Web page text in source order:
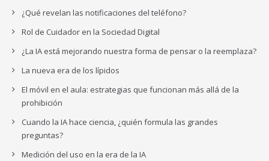
¿Qué revelan las notificaciones del teléfono?
Rol de Cuidador en la Sociedad Digital
¿La IA está mejorando nuestra forma de pensar o la reemplaza?
La nueva era de los lípidos
El móvil en el aula: estrategias que funcionan más allá de la
prohibición
Cuando la IA hace ciencia, ¿quién formula las grandes
preguntas?
Medición del uso en la era de la IA